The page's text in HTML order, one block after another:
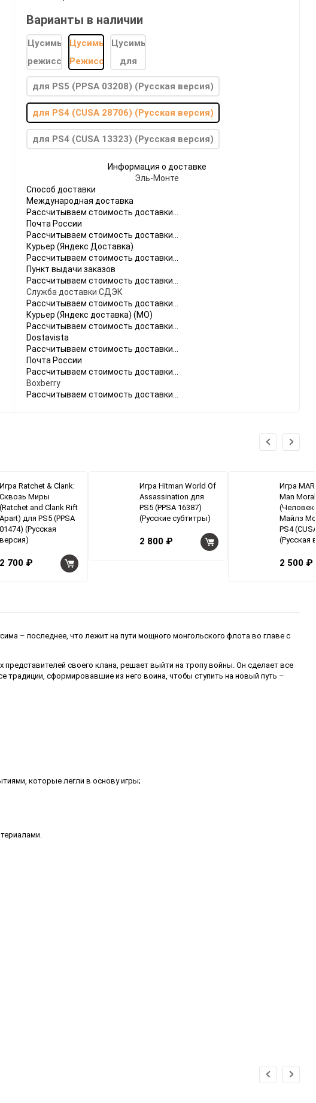
Nintendo
Switch[23] Игры[175] Аксессуары[37]
Варианты в наличии
для PS5 (PPSA 03208) (Русская версия)
для PS4 (CUSA 28706) (Русская версия)
для PS4 (CUSA 13323) (Русская версия)
Информация о доставке
Эль-Монте
Способ доставки
Международная доставка
Рассчитываем стоимость доставки...
Почта России
Рассчитываем стоимость доставки...
Курьер (Яндекс Доставка)
Рассчитываем стоимость доставки...
Пункт выдачи заказов
Рассчитываем стоимость доставки...
Служба доставки СДЭК
Рассчитываем стоимость доставки...
Курьер (Яндекс доставка) (МО)
Рассчитываем стоимость доставки...
Dostavista
Рассчитываем стоимость доставки...
Почта России
Рассчитываем стоимость доставки...
Boxberry
Рассчитываем стоимость доставки...
Игра Ratchet & Clank:
Сквозь Миры
(Ratchet and Clank Rift
Apart) для PS5 (PPSA
01474) (Русская
версия)
2 700 ₽
Игра Hitman World Of
Assassination для
PS5 (PPSA 16387)
(Русские субтитры)
2 800 ₽
Игра
Man
Майлз
PS4
(Русская
2 500 ₽
– последнее, что лежит на пути мощного монгольского флота во главе с
своего клана, решает выйти на тропу войны. Он сделает все
сформировавшие из него воина, чтобы ступить на новый путь –
которые легли в основу игры;